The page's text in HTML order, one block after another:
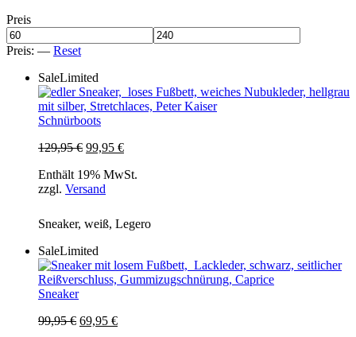
Preis
Preis: — Reset
SaleLimited
Schnürboots
129,95€ Ursprünglicher
war:
129,95 €
99,95 €Aktueller
ist:
Enthält 19% MwSt.
zzgl. Versand
Sneaker, weiß, Legero
SaleLimited
Sneaker
99,95€ Ursprünglicher
69,95 €Aktueller